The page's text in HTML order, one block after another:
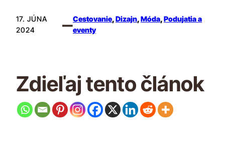
17. JÚNA
2024
–Cestovanie, Dizajn, Móda, Podujatia a
eventy
Zdieľaj tento článok